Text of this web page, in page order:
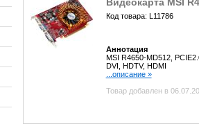
Код товара: L11786
Аннотация
MSI R4650-MD512,
DVI, HDTV, HDMI
...описание »
Товар добавлен в